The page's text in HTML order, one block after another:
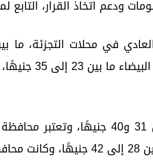
الجيزة الأقل
وبلغ سعر كيلو الدواجن البلدية المبرد